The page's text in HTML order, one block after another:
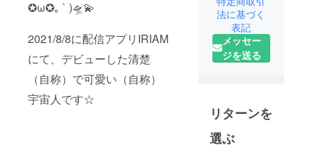
✪ω✪｡ ` )🛸💫
2021/8/8に配信アプリIRIAM
にて、デビューした清楚
（自称）で可愛い（自称）
宇宙人です☆
法に基づく
表記
メッセー
ジを送る
リターンを
選ぶ